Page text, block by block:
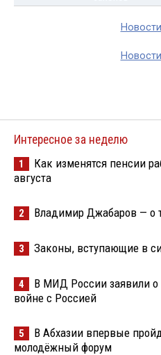
Интересное за неделю
1
Как изменятся пенсии
августа
2 Владимир Джабаров — о
3 Законы, вступающие в
4
В МИД России заявили о
войне с Россией
5
В Абхазии впервые
молодёжный форум